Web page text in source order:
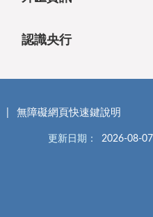
認識央行
無障礙網頁快速鍵說明
更新日期： 2026-08-07